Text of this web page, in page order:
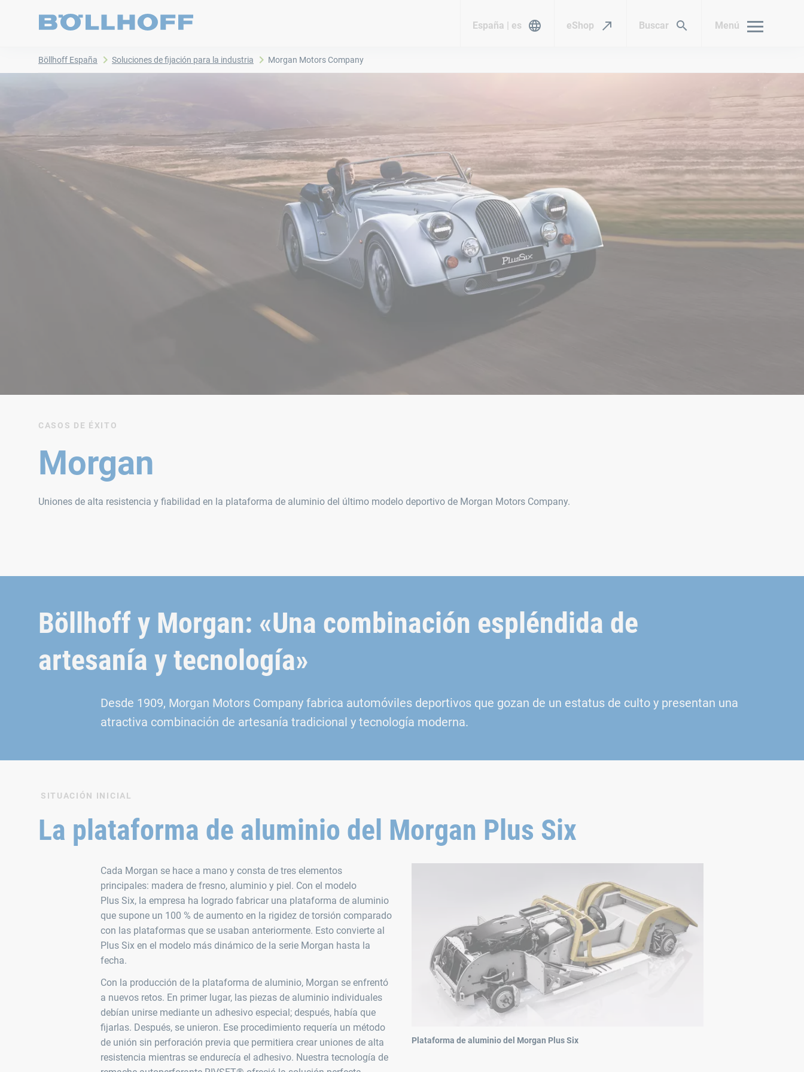
España | es eShop Buscar Menú
Böllhoff España Soluciones de fijación para la industria Morgan Motors Company
CASOS DE ÉXITO
Morgan
Uniones de alta resistencia y fiabilidad en la plataforma de aluminio del último modelo deportivo de Morgan Motors Company.
Böllhoff y Morgan: «Una combinación espléndida de
artesanía y tecnología»
Desde 1909, Morgan Motors Company fabrica automóviles deportivos que gozan de un estatus de culto y presentan una
atractiva combinación de artesanía tradicional y tecnología moderna.
SITUACIÓN INICIAL
La plataforma de aluminio del Morgan Plus Six
Cada Morgan se hace a mano y consta de tres elementos
principales: madera de fresno, aluminio y piel. Con el modelo
Plus Six, la empresa ha logrado fabricar una plataforma de aluminio
que supone un 100 % de aumento en la rigidez de torsión comparado
con las plataformas que se usaban anteriormente. Esto convierte al
Plus Six en el modelo más dinámico de la serie Morgan hasta la
fecha.
Con la producción de la plataforma de aluminio, Morgan se enfrentó
a nuevos retos. En primer lugar, las piezas de aluminio individuales
debían unirse mediante un adhesivo especial; después, había que
fijarlas. Después, se unieron. Ese procedimiento requería un método
de unión sin perforación previa que permitiera crear uniones de alta
resistencia mientras se endurecía el adhesivo. Nuestra tecnología de
Plataforma de aluminio del Morgan Plus Six